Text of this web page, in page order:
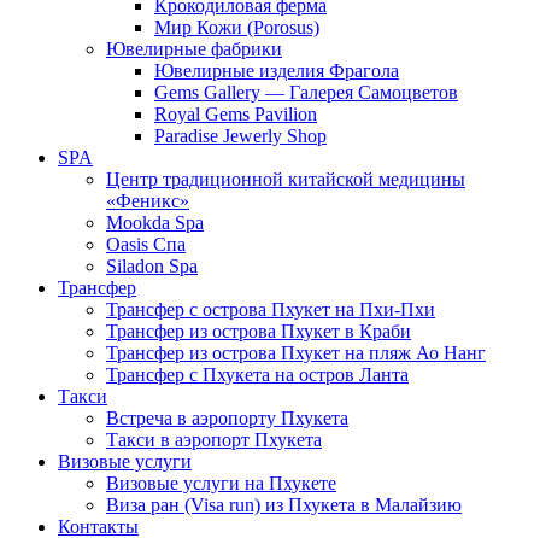
Крокодиловая ферма
Мир Кожи (Porosus)
Ювелирные фабрики
Ювелирные изделия Фрагола
Gems Gallery — Галерея Самоцветов
Royal Gems Pavilion
Paradise Jewerly Shop
SPA
Центр традиционной китайской медицины
«Феникс»
Mookda Spa
Oasis Спа
Siladon Spa
Трансфер
Трансфер с острова Пхукет на Пхи-Пхи
Трансфер из острова Пхукет в Краби
Трансфер из острова Пхукет на пляж Ао Нанг
Трансфер с Пхукета на остров Ланта
Такси
Встреча в аэропорту Пхукета
Такси в аэропорт Пхукета
Визовые услуги
Визовые услуги на Пхукете
Виза ран (Visa run) из Пхукета в Малайзию
Контакты